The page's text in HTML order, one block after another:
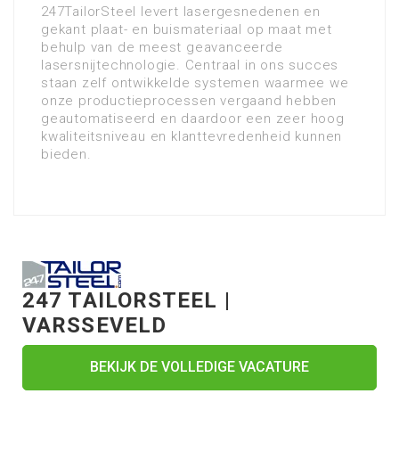
247TailorSteel levert lasergesnedenen en
gekant plaat- en buismateriaal op maat met
behulp van de meest geavanceerde
lasersnijtechnologie. Centraal in ons succes
staan zelf ontwikkelde systemen waarmee we
onze productieprocessen vergaand hebben
geautomatiseerd en daardoor een zeer hoog
kwaliteitsniveau en klanttevredenheid kunnen
bieden.
247 TAILORSTEEL |
VARSSEVELD
BEKIJK DE VOLLEDIGE VACATURE